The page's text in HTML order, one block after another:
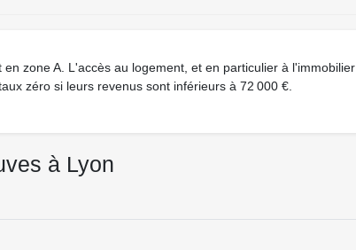
zone A. L'accès au logement, et en particulier à l'immobilier
zéro si leurs revenus sont inférieurs à 72 000 €.
à Lyon